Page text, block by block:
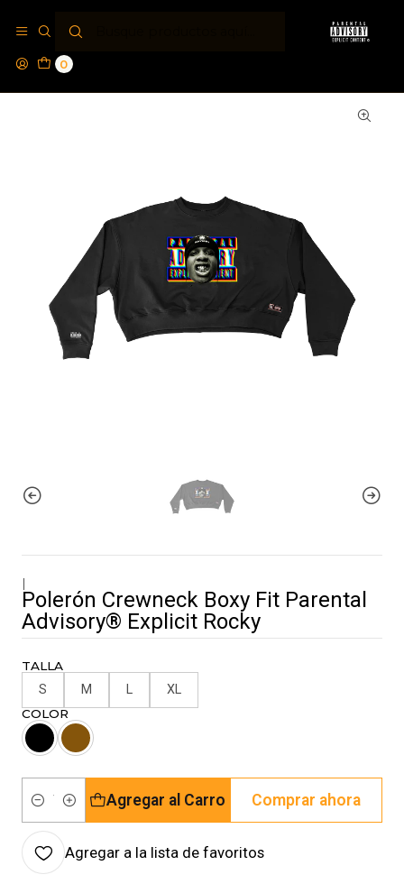
0
Polerón Crewneck Boxy Fit Parental Advisory® Explicit
|
Polerón Crewneck Boxy Fit Parental
Advisory® Explicit Rocky
TALLA
S M L XL
COLOR
Cantidad
Agregar al Carro Comprar ahora
Agregar a la lista de favoritos